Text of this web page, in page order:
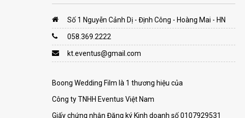
Số 1 Nguyễn Cảnh Dị - Định Công - Hoàng Mai - HN
058.369.2222
kt.eventus@gmail.com
Boong Wedding Film là 1 thương hiệu của
Công ty TNHH Eventus Việt Nam
Giấy chứng nhận Đăng ký Kinh doanh số 0107929531